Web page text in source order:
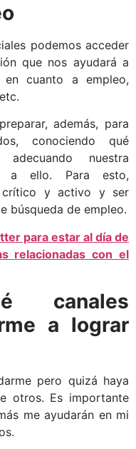
podemos acceder
que nos ayudará a
cuanto a empleo,
además, para
conociendo qué
nuestra
a ello. Para esto,
crítico y activo y ser
búsqueda de empleo.
para estar al día de
relacionadas con el
canales
a lograr
pero quizá haya
otros. Es importante
me ayudarán en mi